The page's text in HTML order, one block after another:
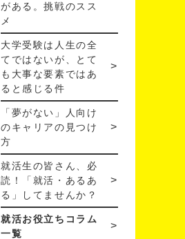
がある。挑戦のスス
メ
大学受験は人生の全
てではないが、とて
も大事な要素ではあ
ると感じる件
「夢がない」人向け
のキャリアの見つけ
方
就活生の皆さん、必
読！「就活・あるあ
る」してませんか？
就活お役立ちコラム
一覧